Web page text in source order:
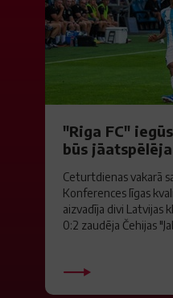
"Riga FC"
būs
Ceturtdienas vakarā
Konferences līgas
aizvadīja divi Latvijas
0:2 zaudēja Čehijas